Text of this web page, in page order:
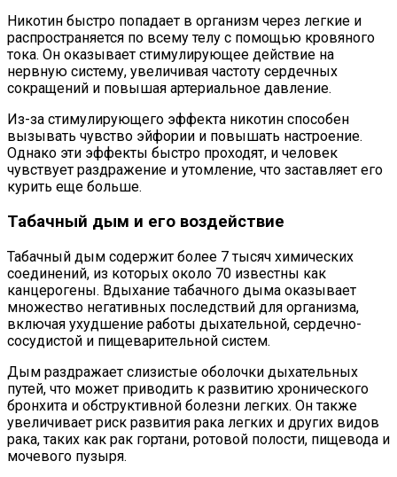
Никотин быстро попадает в организм через легкие и
распространяется по всему телу с помощью кровяного
тока. Он оказывает стимулирующее действие на
нервную систему, увеличивая частоту сердечных
сокращений и повышая артериальное давление.
Из-за стимулирующего эффекта никотин способен
вызывать чувство эйфории и повышать настроение.
Однако эти эффекты быстро проходят, и человек
чувствует раздражение и утомление, что заставляет его
курить еще больше.
Табачный дым и его воздействие
Табачный дым содержит более 7 тысяч химических
соединений, из которых около 70 известны как
канцерогены. Вдыхание табачного дыма оказывает
множество негативных последствий для организма,
включая ухудшение работы дыхательной, сердечно-
сосудистой и пищеварительной систем.
Дым раздражает слизистые оболочки дыхательных
путей, что может приводить к развитию хронического
бронхита и обструктивной болезни легких. Он также
увеличивает риск развития рака легких и других видов
рака, таких как рак гортани, ротовой полости, пищевода и
мочевого пузыря.